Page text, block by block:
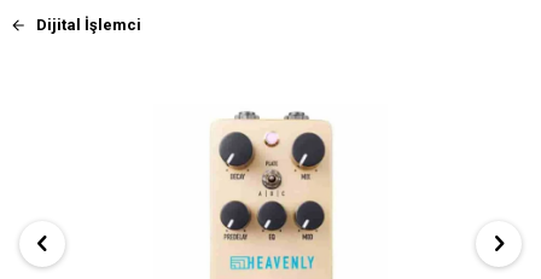
Dijital İşlemci